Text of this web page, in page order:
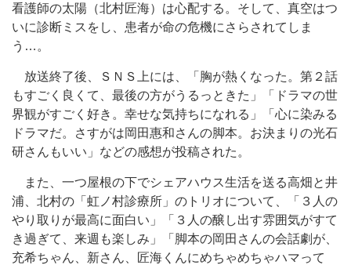
看護師の太陽（北村匠海）は心配する。そして、真空はつ
いに診断ミスをし、患者が命の危機にさらされてしま
う…。
放送終了後、ＳＮＳ上には、「胸が熱くなった。第２話
もすごく良くて、最後の方がうるっときた」「ドラマの世
界観がすごく好き。幸せな気持ちになれる」「心に染みる
ドラマだ。さすがは岡田惠和さんの脚本。お決まりの光石
研さんもいい」などの感想が投稿された。
また、一つ屋根の下でシェアハウス生活を送る高畑と井
浦、北村の「虹ノ村診療所」のトリオについて、「３人の
やり取りが最高に面白い」「３人の醸し出す雰囲気がすて
き過ぎて、来週も楽しみ」「脚本の岡田さんの会話劇が、
充希ちゃん、新さん、匠海くんにめちゃめちゃハマって